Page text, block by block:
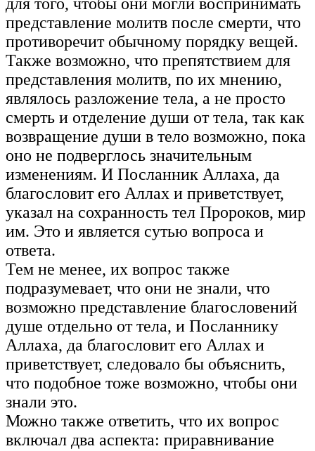
представление молитв после смерти, что
противоречит обычному порядку вещей.
Также возможно, что препятствием для
представления молитв, по их мнению,
являлось разложение тела, а не просто
смерть и отделение души от тела, так как
возвращение души в тело возможно, пока
оно не подверглось значительным
изменениям. И Посланник Аллаха, да
благословит его Аллах и приветствует,
указал на сохранность тел Пророков, мир
им. Это и является сутью вопроса и
ответа.
Тем не менее, их вопрос также
подразумевает, что они не знали, что
возможно представление благословений
душе отдельно от тела, и Посланнику
Аллаха, да благословит его Аллах и
приветствует, следовало бы объяснить,
что подобное тоже возможно, чтобы они
знали это.
Можно также ответить, что их вопрос
включал два аспекта: приравнивание